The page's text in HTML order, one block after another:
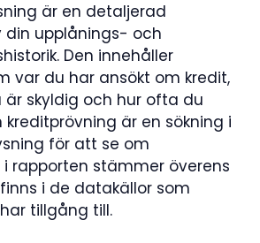
är en detaljerad
din upplånings- och
Den innehåller
var du har ansökt om kredit,
är skyldig och hur ofta du
kreditprövning är en sökning i
för att se om
rapporten stämmer överens
i de datakällor som
tillgång till.